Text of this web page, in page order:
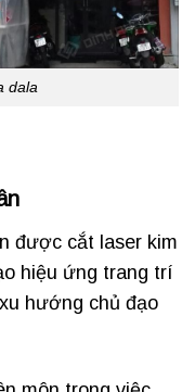
dala
được cắt laser kim
hiệu ứng trang trí
hướng chủ đạo